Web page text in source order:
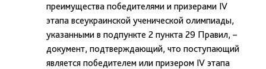
преимущества победителями и призерами IV
этапа всеукраинской ученической олимпиады,
указанными в подпункте 2 пункта 29 Правил, –
документ, подтверждающий, что поступающий
является победителем или призером IV этапа